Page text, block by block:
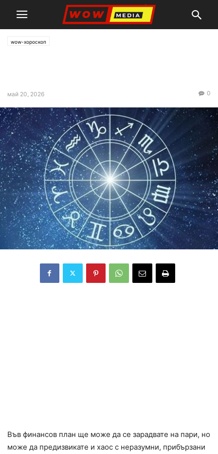
wow-хороскоп
май 20, 2026 0
Във финансов план ще може да се зарадвате на пари, но
може да предизвикате и хаос с неразумни, прибързани